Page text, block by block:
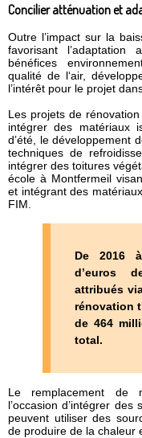
Concilier atténuation et
Outre l’impact sur la
favorisant
bénéfices
qualité de l‘air,
l’intérêt pour le projet
Les projets de
intégrer des matériaux
d’été, le développement
techniques de
intégrer des toitures
école à Montfermeil
et intégrant des
FIM.
De 2016
d’euros
attribués
rénovation
de 464
total.
Le remplacement de
l’occasion d’intégrer
peuvent utiliser des
de produire de la chaleur